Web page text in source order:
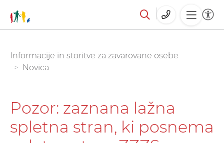
glavno
You are here:
Informacije in storitve za zavarovane osebe
Novica
Pozor: zaznana lažna
spletna stran, ki posnema